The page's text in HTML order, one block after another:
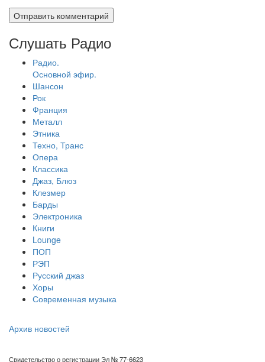
Слушать Радио
Радио.
Основной эфир.
Шансон
Рок
Франция
Металл
Этника
Техно, Транс
Опера
Классика
Джаз, Блюз
Клезмер
Барды
Электроника
Книги
Lounge
ПОП
РЭП
Русский джаз
Хоры
Современная музыка
Архив новостей
Свидетельство о регистрации Эл № 77-6623